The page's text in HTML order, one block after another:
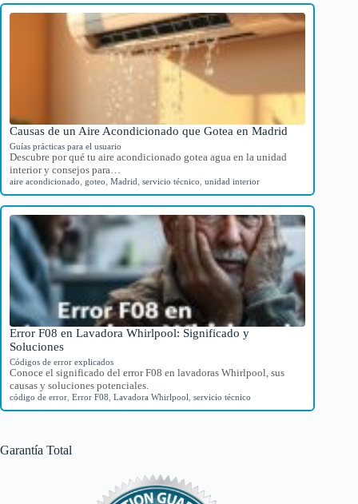
Causas de un Aire Acondicionado que Gotea en Madrid
Guías prácticas para el usuario
Descubre por qué tu aire acondicionado gotea agua en la unidad
interior y consejos para…
aire acondicionado goteo Madrid servicio técnico unidad interior
Error F08 en Lavadora Whirlpool: Significado y
Soluciones
Códigos de error explicados
Conoce el significado del error F08 en lavadoras Whirlpool, sus
causas y soluciones potenciales.
código de error Error F08 Lavadora Whirlpool servicio técnico
Garantía Total